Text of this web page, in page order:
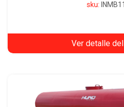
sku:
Ver detalle